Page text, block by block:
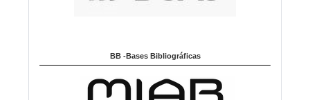
BB -Bases Bibliográficas